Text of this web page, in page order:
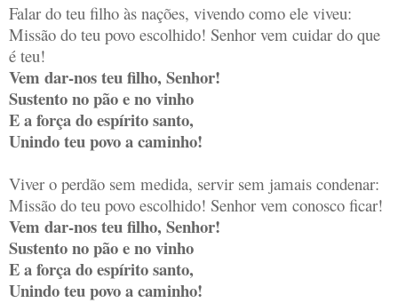
Falar do teu filho às nações, vivendo como ele viveu:
Missão do teu povo escolhido! Senhor vem cuidar do que
é teu!
Vem dar-nos teu filho, Senhor!
Sustento no pão e no vinho
E a força do espírito santo,
Unindo teu povo a caminho!
Viver o perdão sem medida, servir sem jamais condenar:
Missão do teu povo escolhido! Senhor vem conosco ficar!
Vem dar-nos teu filho, Senhor!
Sustento no pão e no vinho
E a força do espírito santo,
Unindo teu povo a caminho!